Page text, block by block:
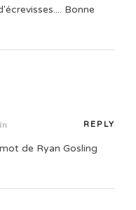
Bonne
REPLY
de Ryan Gosling